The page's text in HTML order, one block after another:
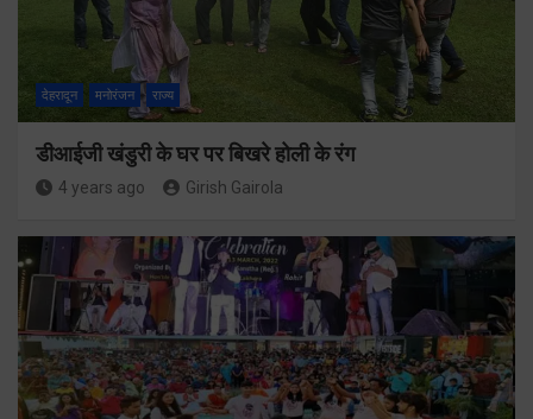
देहरादून मनोरंजन राज्य
डीआईजी खंडुरी के घर पर बिखरे होली के रंग
4 years ago Girish Gairola